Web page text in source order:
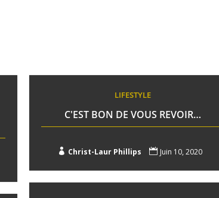
LIFESTYLE
C'EST BON DE VOUS REVOIR…
 Christ-Laur Phillips  Juin 10, 2020